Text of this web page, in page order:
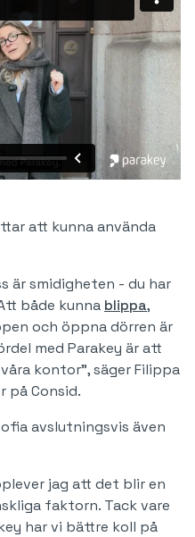
att kunna använda
är smidigheten - du har
både kunna blippa,
och öppna dörren är
med Parakey är att
kontor”, säger Filippa
på Consid.
avslutningsvis även
jag att det blir en
faktorn. Tack vare
har vi bättre koll på